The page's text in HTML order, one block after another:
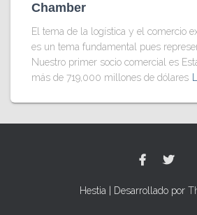
Chamber
El tema de la logística y el comercio
es un tema fundamental pues
Nuestro primer socio comercial es
más de 719,000 millones de dólares
Hestia | Desarrollado por